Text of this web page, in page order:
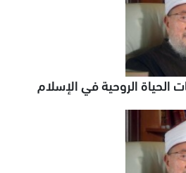
الروحية في الإسلام